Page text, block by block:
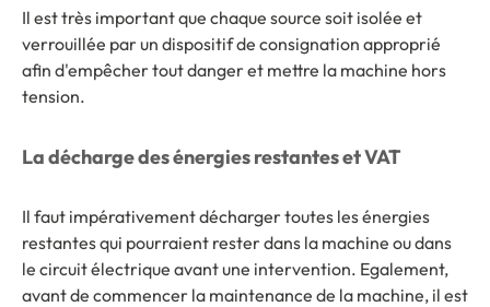
Il est très important que chaque source soit isolée et
verrouillée par un dispositif de consignation approprié
afin d'empêcher tout danger et mettre la machine hors
tension.
La décharge des énergies restantes et VAT
Il faut impérativement décharger toutes les énergies
restantes qui pourraient rester dans la machine ou dans
le circuit électrique avant une intervention. Egalement,
avant de commencer la maintenance de la machine, il est